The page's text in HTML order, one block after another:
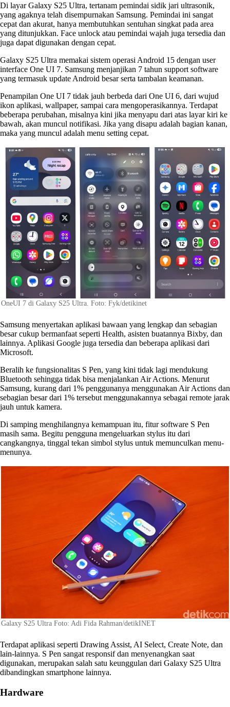
Di layar Galaxy S25 Ultra, tertanam pemindai sidik jari ultrasonik,
yang agaknya telah disempurnakan Samsung. Pemindai ini sangat
cepat dan akurat, hanya membutuhkan sentuhan singkat pada area
yang ditunjukkan. Face unlock atau pemindai wajah juga tersedia dan
juga dapat digunakan dengan cepat.
Galaxy S25 Ultra memakai sistem operasi Android 15 dengan user
interface One UI 7. Samsung menjanjikan 7 tahun support software
yang termasuk update Android besar serta tambalan keamanan.
Penampilan One UI 7 tidak jauh berbeda dari One UI 6, dari wujud
ikon aplikasi, wallpaper, sampai cara mengoperasikannya. Terdapat
beberapa perubahan, misalnya kini jika menyapu dari atas layar kiri ke
bawah, akan muncul notifikasi. Jika yang disapu adalah bagian kanan,
maka yang muncul adalah menu setting cepat.
OneUI 7 di Galaxy S25 Ultra. Foto: Fyk/detikinet
Samsung menyertakan aplikasi bawaan yang lengkap dan sebagian
besar cukup bermanfaat seperti Health, asisten buatannya Bixby, dan
lainnya. Aplikasi Google juga tersedia dan beberapa aplikasi dari
Microsoft.
Beralih ke fungsionalitas S Pen, yang kini tidak lagi mendukung
Bluetooth sehingga tidak bisa menjalankan Air Actions. Menurut
Samsung, kurang dari 1% penggunanya menggunakan Air Actions dan
sebagian besar dari 1% tersebut menggunakannya sebagai remote jarak
jauh untuk kamera.
Di samping menghilangnya kemampuan itu, fitur software S Pen
masih sama. Begitu pengguna mengeluarkan stylus itu dari
cangkangnya, tinggal tekan simbol stylus untuk memunculkan menu-
menunya.
Galaxy S25 Ultra Foto: Adi Fida Rahman/detikINET
Terdapat aplikasi seperti Drawing Assist, AI Select, Create Note, dan
lain-lainnya. S Pen sangat responsif dan menyenangkan saat
digunakan, merupakan salah satu keunggulan dari Galaxy S25 Ultra
dibandingkan smartphone lainnya.
Hardware